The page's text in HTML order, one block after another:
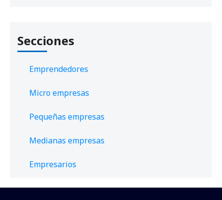
Secciones
Emprendedores
Micro empresas
Pequeñas empresas
Medianas empresas
Empresarios